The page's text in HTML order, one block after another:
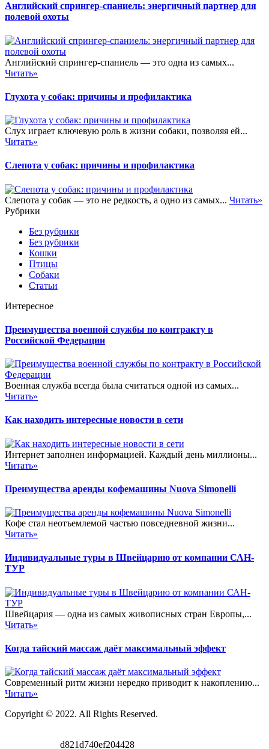
Английский спрингер-спаниель: энергичный партнер для
полевой охоты
Английский спрингер-спаниель — это одна из самых...
Читать»
Глухота у собак: причины и профилактика
Слух играет ключевую роль в жизни собаки, позволяя ей...
Читать»
Слепота у собак: причины и профилактика
Слепота у собак — это не редкость, а одно из самых... Читать»
Рубрики
Без рубрики
Без рубрики
Кошки
Птицы
Собаки
Статьи
Интересное
Преимущества военной службы по контракту в
Российской Федерации
Военная служба всегда была считаться одной из самых...
Читать»
Как находить интересные новости в сети
Интернет заполнен информацией. Каждый день миллионы...
Читать»
Преимущества аренды кофемашины Nuova Simonelli
Кофе стал неотъемлемой частью повседневной жизни...
Читать»
Индивидуальные туры в Швейцарию от компании САН-
ТУР
Швейцария — одна из самых живописных стран Европы,...
Читать»
Когда тайский массаж даёт максимальный эффект
Современный ритм жизни нередко приводит к накоплению...
Читать»
Copyright © 2022. All Rights Reserved.
d821d740ef204428